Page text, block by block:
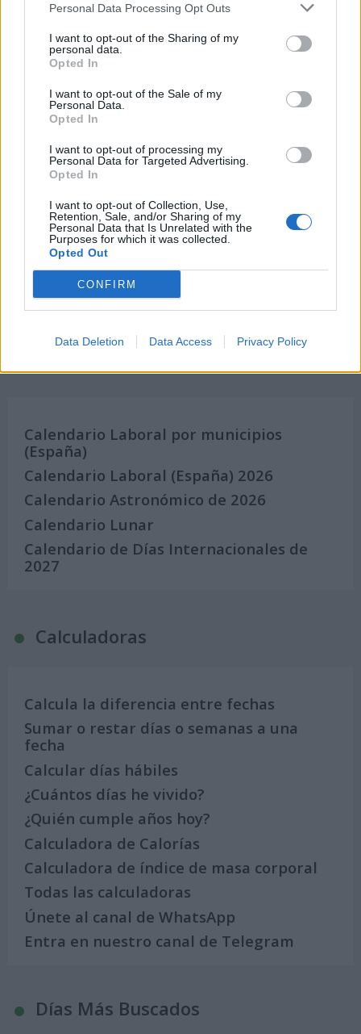
Personal Data Processing Opt Outs
I want to opt-out of the Sharing of my
personal data.
Opted In
I want to opt-out of the Sale of my
Personal Data.
Opted In
I want to opt-out of processing my
Personal Data for Targeted Advertising.
Opted In
I want to opt-out of Collection, Use,
Retention, Sale, and/or Sharing of my
Personal Data that Is Unrelated with the
Purposes for which it was collected.
Opted Out
CONFIRM
Data Deletion Data Access Privacy Policy
Noticias y actualidad sobre Días
Internacionales
Onomástica. Todos los santos
Semanas Internacionales
Qué se celebra el día de mi cumpleaños
Los mejores canales de Youtube según
nuestra audiencia. ¡Participa!
Crea una cuenta atrás para el evento que
quieras
¿Qué día crearías tu?
Calendarios
Calendario Laboral por municipios
(España)
Calendario Laboral (España) 2026
Calendario Astronómico de 2026
Calendario Lunar
Calendario de Días Internacionales de
2027
Calculadoras
Calcula la diferencia entre fechas
Sumar o restar días o semanas a una
fecha
Calcular días hábiles
¿Cuántos días he vivido?
¿Quién cumple años hoy?
Calculadora de Calorías
Calculadora de índice de masa corporal
Todas las calculadoras
Únete al canal de WhatsApp
Entra en nuestro canal de Telegram
Días Más Buscados